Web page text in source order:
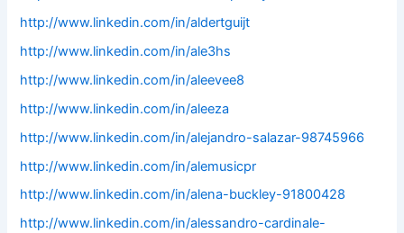
http://www.linkedin.com/in/aldertguijt
http://www.linkedin.com/in/ale3hs
http://www.linkedin.com/in/aleevee8
http://www.linkedin.com/in/aleeza
http://www.linkedin.com/in/alejandro-salazar-98745966
http://www.linkedin.com/in/alemusicpr
http://www.linkedin.com/in/alena-buckley-91800428
http://www.linkedin.com/in/alessandro-cardinale-